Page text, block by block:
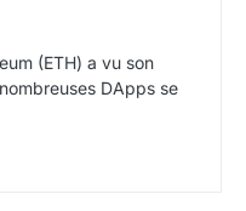
(ETH) a vu son
DApps se